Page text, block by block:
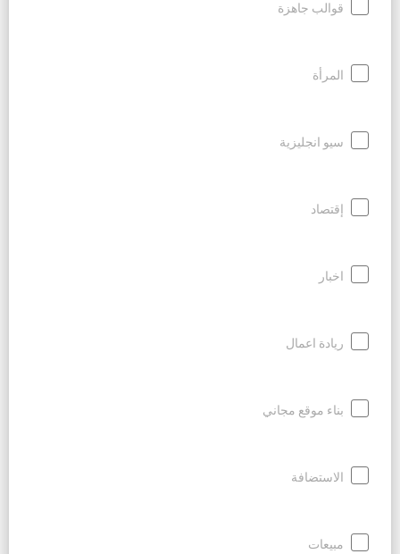
قوالب جاهزة
المرأة
سيو انجليزية
إقتصاد
اخبار
ريادة اعمال
بناء موقع مجاني
الاستضافة
مبيعات